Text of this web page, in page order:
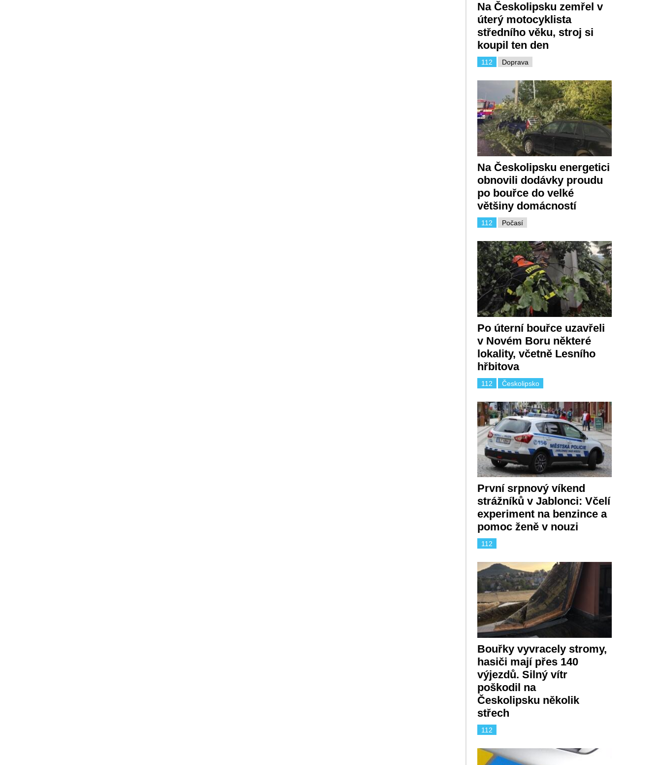
Na Českolipsku zemřel v
úterý motocyklista
středního věku, stroj si
koupil ten den
112 Doprava
Na Českolipsku energetici
obnovili dodávky proudu
po bouřce do velké
většiny domácností
112 Počasí
Po úterní bouřce uzavřeli
v Novém Boru některé
lokality, včetně Lesního
hřbitova
112 Českolipsko
První srpnový víkend
strážníků v Jablonci: Včelí
experiment na benzince a
pomoc ženě v nouzi
112
Bouřky vyvracely stromy,
hasiči mají přes 140
výjezdů. Silný vítr
poškodil na
Českolipsku několik
střech
112